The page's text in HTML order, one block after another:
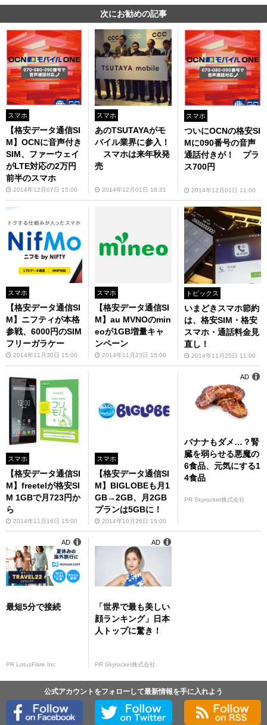
次にお勧めの記事
スマホ
【格安データ通信SI
M】OCNに音声付き
SIM、ファーウェイ
がLTE対応の2万円
前半のスマホ
2014年12月07日 15:00
スマホ
あのTSUTAYAがモ
バイル業界に参入！
スマホは来年秋発
売
2014年12月01日 18:31
スマホ
ついにOCNの格安SI
Mに090番号の音声
通話付きが！ プラ
ス700円
2014年12月01日 11:00
スマホ
【格安データ通信SI
M】ニフティが本格
参戦、6000円のSIM
フリーガラケー
2014年11月30日 15:00
スマホ
【格安データ通信SI
M】au MVNOのmin
eoが1GB増量キャ
ンペーン
2014年11月23日 15:00
トピックス
いまどきスマホ節約
は、格安SIM・格安
スマホ・通話料金見
直し！
2014年11月25日 11:00
スマホ
【格安データ通信SI
M】freetelが格安SI
M 1GBで月723円か
ら
2014年11月16日 15:00
スマホ
【格安データ通信SI
M】BIGLOBEも月1
GB→2GB、月2GB
プランは5GBに！
2014年10月26日 15:00
バナナもダメ…？腎
臓を弱らせる悪魔の
6食品、元気にする1
4食品
PR Skyrocket株式会社
AD
最短5分で接続
PR LotusFlare Inc
AD
「世界で最も美しい
顔ランキング」日本
人トップに驚き！
PR Skyrocket株式会社
AD
公式アカウントをフォローして最新情報を手に入れよう